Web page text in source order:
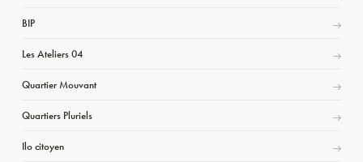
BIP
Les Ateliers 04
Quartier Mouvant
Quartiers Pluriels
Ilo citoyen